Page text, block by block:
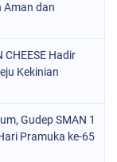
(1977)
Aman dan
CHEESE Hadir
Kekinian
Gudep SMAN 1
Pramuka ke-65